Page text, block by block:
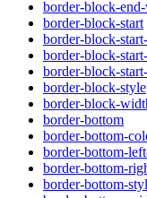
border-block-
border-block-start
border-block-
border-block-
border-block-
border-block-style
border-block-
border-bottom
border-bottom-
border-bottom-
border-bottom-
border-bottom-